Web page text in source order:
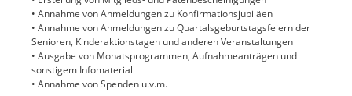
• Annahme von Anmeldungen zu Konfirmationsjubiläen
• Annahme von Anmeldungen zu Quartalsgeburtstagsfeiern der
Senioren, Kinderaktionstagen und anderen Veranstaltungen
• Ausgabe von Monatsprogrammen, Aufnahmeanträgen und
sonstigem Infomaterial
• Annahme von Spenden u.v.m.